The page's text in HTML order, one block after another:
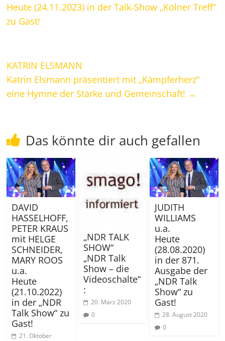
Heute (24.11.2023) in der Talk-Show „Kölner Treff“
zu Gast!
KATRIN ELSMANN
Katrin Elsmann präsentiert mit „Kämpferherz“
eine Hymne der Stärke und Gemeinschaft! →
Das könnte dir auch gefallen
DAVID
HASSELHOFF,
PETER KRAUS
mit HELGE
SCHNEIDER,
MARY ROOS
u.a.
Heute
(21.10.2022)
in der „NDR
Talk Show“ zu
Gast!
21. Oktober
„NDR TALK
SHOW“
„NDR Talk
Show – die
Videoschalte“
:
20. März 2020
0
JUDITH
WILLIAMS
u.a.
Heute
(28.08.2020)
in der 871.
Ausgabe der
„NDR Talk
Show“ zu
Gast!
28. August 2020
0